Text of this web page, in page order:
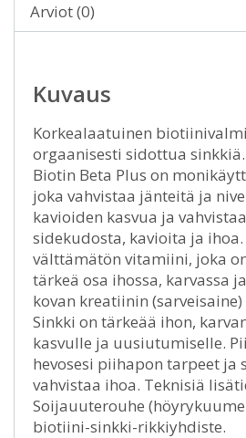
Arviot (0)
Kuvaus
Korkealaatuinen
orgaanisesti sidottua
Biotin Beta Plus on
joka vahvistaa jänteitä ja
kavioiden kasvua ja
sidekudosta, kavioita ja
välttämätön vitamiini, joka
tärkeä osa ihossa, karvassa
kovan kreatiinin
Sinkki on tärkeää ihon,
kasvulle ja uusiutumiselle.
hevosesi piihapon tarpeet ja
vahvistaa ihoa. Teknisiä
Soijauuterouhe
biotiini-sinkki-rikkiyhdiste.